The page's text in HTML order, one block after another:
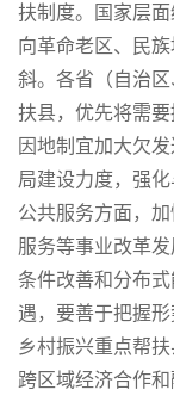
扶制度。国家层面
向革命老区、民
斜。各省（自治
扶县，优先将需要
因地制宜加大欠
局建设力度，强
公共服务方面，
服务等事业改革
条件改善和分布
遇，要善于把握
乡村振兴重点帮
跨区域经济合作